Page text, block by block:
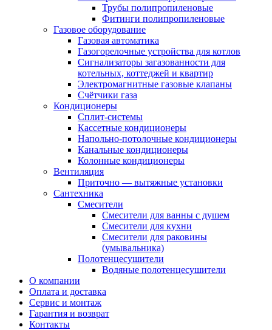
Трубы полипропиленовые
Фитинги полипропиленовые
Газовое оборудование
Газовая автоматика
Газогорелочные устройства для котлов
Сигнализаторы загазованности для
котельных, коттеджей и квартир
Электромагнитные газовые клапаны
Счётчики газа
Кондиционеры
Сплит-системы
Кассетные кондиционеры
Напольно-потолочные кондиционеры
Канальные кондиционеры
Колонные кондиционеры
Вентиляция
Приточно — вытяжные установки
Сантехника
Смесители
Смесители для ванны с душем
Смесители для кухни
Смесители для раковины
(умывальника)
Полотенцесушители
Водяные полотенцесушители
О компании
Оплата и доставка
Сервис и монтаж
Гарантия и возврат
Контакты